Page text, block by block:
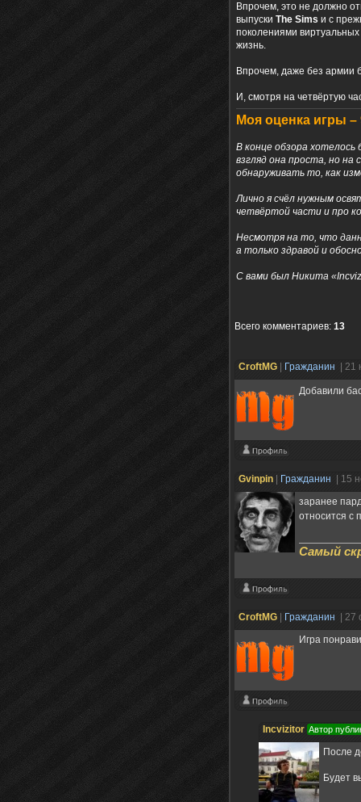
Впрочем, это не должно
выпуски The Sims и с
поколениями
жизнь.
Впрочем, даже без армии
И, смотря на четвёртую
Моя оценка игры
В конце обзора
взгляд она проста, но на
обнаруживать то, как
Лично я счёл нужным
четвёртой части и про
Несмотря на то, что
а только здравой и
С вами был Никита
Всего комментариев: 13
CroftMG Гражданин |
Добавили
Gvinpin Гражданин
| 15
заранее
относится
Самый
CroftMG Гражданин
|
Игра
Incvizitor Автор
После
Будет